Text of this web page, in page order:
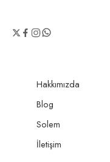
Hakkımızda
Blog
Solem
İletişim